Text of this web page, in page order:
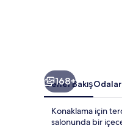
168+
Genel BakışOdalar
Konaklama için
salonunda bir